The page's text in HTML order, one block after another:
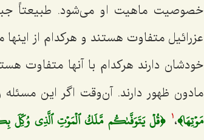
خصوصیت ماهیت او می‌شود. طبیعتاً
عزرائیل متفاوت هستند و هرکدام از
خودشان دارند هرکدام با آنها متفاوت
مادون ظهور دارند. آن‌وقت اگر این مسئله
مَوۡتِهَا﴾،1 ﴿قُلۡ يَتَوَفَّىٰكُم مَّلَكُ ٱلۡمَوۡتِ ٱلَّذِي وُكِّلَ